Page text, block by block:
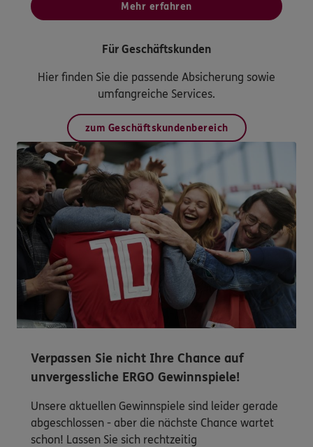
Mehr erfahren
Für Geschäftskunden
Hier finden Sie die passende Absicherung sowie
umfangreiche Services.
zum Geschäftskundenbereich
Verpassen Sie nicht Ihre Chance auf
unvergessliche ERGO Gewinnspiele!
Unsere aktuellen Gewinnspiele sind leider gerade
abgeschlossen - aber die nächste Chance wartet
schon! Lassen Sie sich rechtzeitig